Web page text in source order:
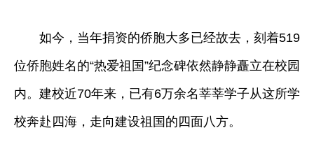
如今，当年捐资的侨胞大多已经故去，刻着519
位侨胞姓名的“热爱祖国”纪念碑依然静静矗立在校园
内。建校近70年来，已有6万余名莘莘学子从这所学
校奔赴四海，走向建设祖国的四面八方。